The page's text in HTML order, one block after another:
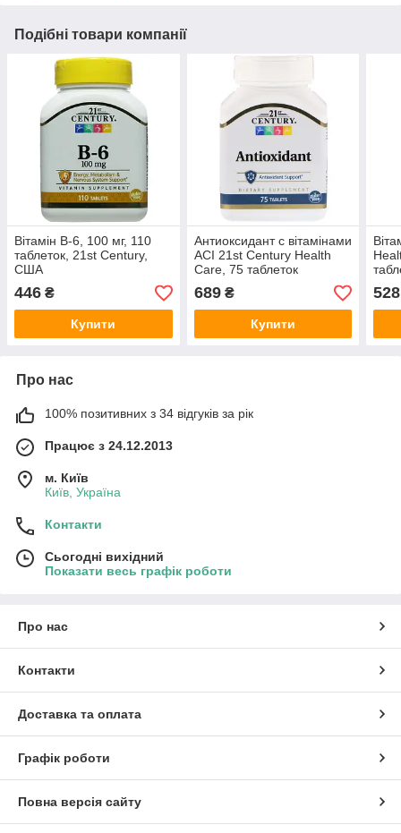
Подібні товари компанії
Вітамін B-6, 100 мг, 110
таблеток, 21st Century,
США
446 ₴
Купити
Антиоксидант c вітамінами
АСІ 21st Century Health
Care, 75 таблеток
689₴
Купити
528
Про нас
100% позитивних з 34 відгуків за рік
Працює з 24.12.2013
м. Київ
Київ, Україна
Контакти
Сьогодні вихідний
Показати весь графік роботи
Про нас
Контакти
Доставка та оплата
Графік роботи
Повна версія сайту